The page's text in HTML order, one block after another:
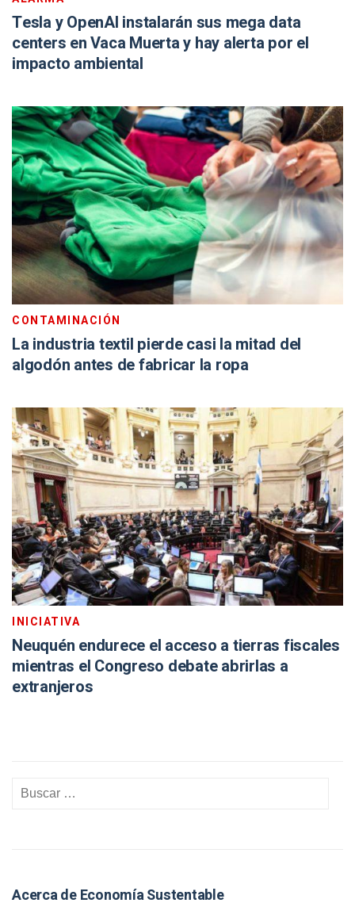
Tesla y OpenAI instalarán sus mega data
centers en Vaca Muerta y hay alerta por el
impacto ambiental
CONTAMINACIÓN
La industria textil pierde casi la mitad del
algodón antes de fabricar la ropa
INICIATIVA
Neuquén endurece el acceso a tierras fiscales
mientras el Congreso debate abrirlas a
extranjeros
Acerca de Economía Sustentable